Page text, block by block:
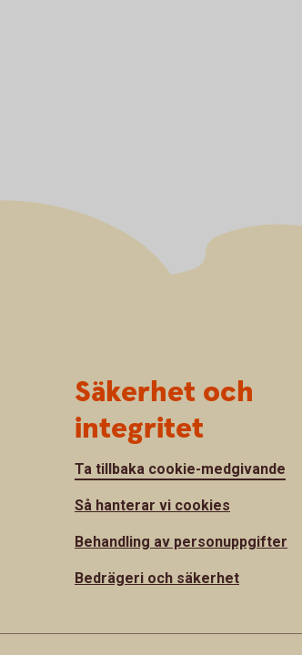
Säkerhet och
integritet
Ta tillbaka cookie-medgivande
Så hanterar vi cookies
Behandling av personuppgifter
Bedrägeri och säkerhet